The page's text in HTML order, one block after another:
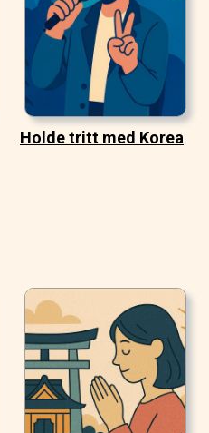
Holde tritt med Korea